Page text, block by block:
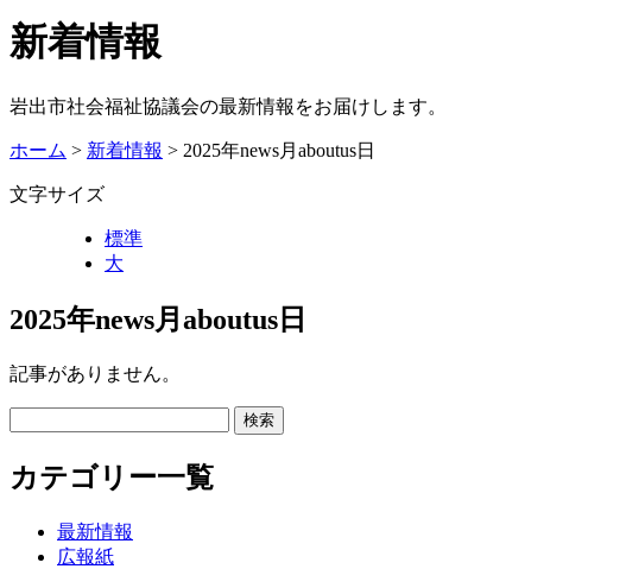
新着情報
岩出市社会福祉協議会の最新情報をお届けします。
ホーム > 新着情報 > 2025年news月aboutus日
文字サイズ
標準
大
2025年news月aboutus日
記事がありません。
カテゴリー一覧
最新情報
広報紙